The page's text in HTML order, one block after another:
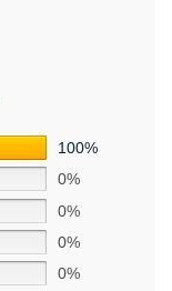
100%
0%
0%
0%
0%